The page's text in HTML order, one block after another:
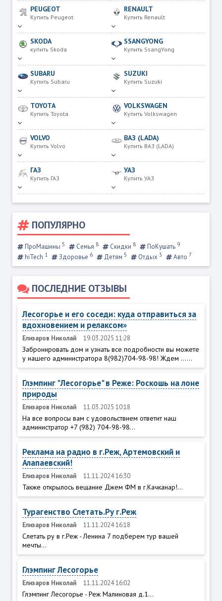
PEUGEOT
Купить Peugeot
RENAULT
Купить Renault
SKODA
купить Skoda
SSANGYONG
Купить SsangYong
SUBARU
Купить Subaru
SUZUKI
Купить Suzuki
TOYOTA
Купить Toyota
VOLKSWAGEN
Купить Volkswagen
VOLVO
Купить Volvo
ВАЗ (LADA)
Купить ВАЗ (LADA)
ГАЗ
Купить ГАЗ
УАЗ
Купить УАЗ
ПОПУЛЯРНО
ПроМашины 5 Семья 8 Скидки 8 ПоКушать 9
hiTech 1 Здоровье 6 Детям 5 Отдых 3 Авто 7
ПОСЛЕДНИЕ ОТЗЫВЫ
Лесогорье и его соседи: куда отправиться за
вдохновением и релаксом»
Елизаров Николай 19.03.2025 11:28
Забронировать дом и узнать все подробности вы можете
у нашего администратора 8(982)704-98-98! Ждем ......
Глэмпинг "Лесогорье" в Реже: Роскошь на лоне
природы
Елизаров Николай 11.03.2025 10:18
На все вопросы вам с удовольствием ответит наш
администратор +7 (982) 704-98-98...
Реклама на радио в г.Реж, Артемовский и
Алапаевский!
Елизаров Николай 11.11.2024 16:30
Также открылось вещание Джем ФМ в г.Качканар!...
Турагенство Слетать.Ру г.Реж
Елизаров Николай 11.11.2024 16:18
Слетать ру в г.Реж - Ленина 7 подберем тур вашей
мечты...
Глэмпинг Лесогорье
Елизаров Николай 11.11.2024 16:02
Глэмпинг Лесогорье - Реж Малиновая д.1...